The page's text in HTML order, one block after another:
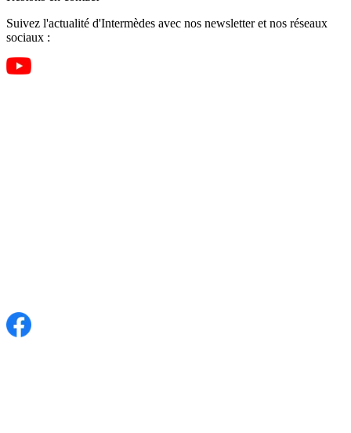
Suivez l'actualité d'Intermèdes avec nos newsletter et nos réseaux
sociaux :